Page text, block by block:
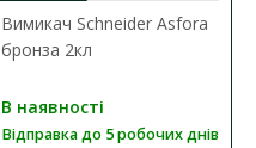
Вимикач Schneider Asfora
бронза 2кл
В наявності
Відправка до 5 робочих днів